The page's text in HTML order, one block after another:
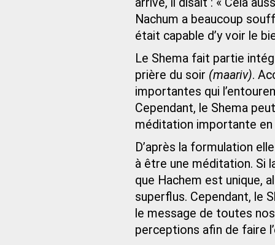
Nachum a beaucoup
était capable d’y voir le
Le Shema fait partie
prière du soir (maariv).
importantes qui
Cependant, le Shema
méditation importante en
D’après la formulation
à être une méditation. Si
que Hachem est unique,
superflus. Cependant, le
le message de toutes
perceptions afin de faire